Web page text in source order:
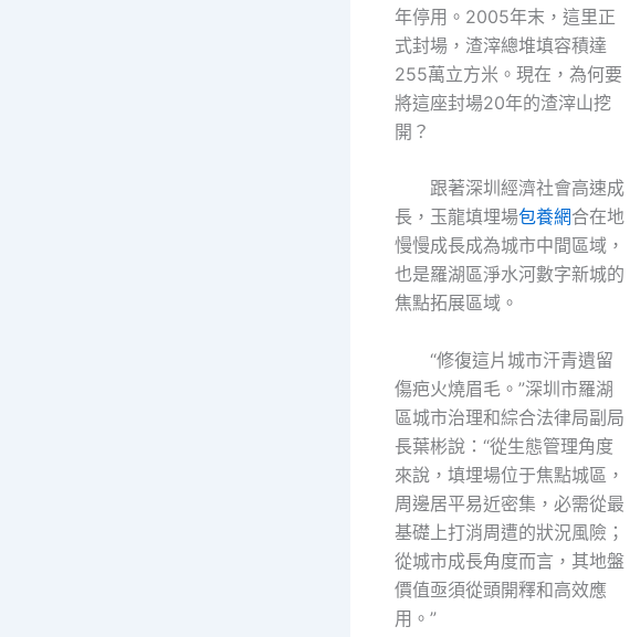
年停用。2005年末，這里正
式封場，渣滓總堆填容積達
255萬立方米。現在，為何要
將這座封場20年的渣滓山挖
開？
跟著深圳經濟社會高速成
長，玉龍填埋場包養網合在地
慢慢成長成為城市中間區域，
也是羅湖區淨水河數字新城的
焦點拓展區域。
“修復這片城市汗青遺留
傷疤火燒眉毛。”深圳市羅湖
區城市治理和綜合法律局副局
長葉彬說：“從生態管理角度
來說，填埋場位于焦點城區，
周邊居平易近密集，必需從最
基礎上打消周遭的狀況風險；
從城市成長角度而言，其地盤
價值亟須從頭開釋和高效應
用。”